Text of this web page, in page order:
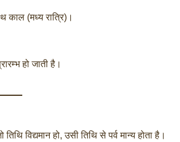
काल (मध्य रात्रि)।
हो जाती है।
विद्यमान हो, उसी तिथि से पर्व मान्य होता है।